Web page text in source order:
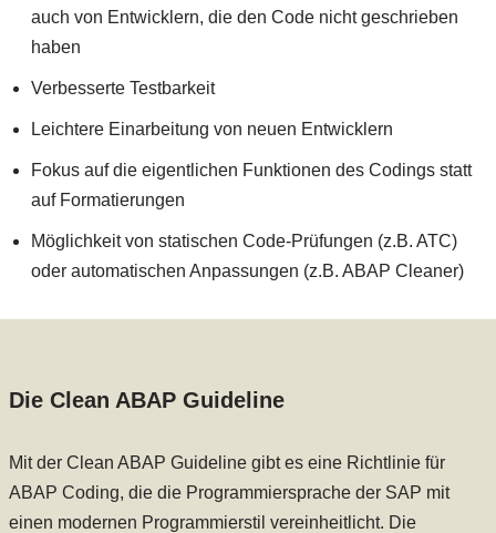
auch von Entwicklern, die den Code nicht geschrieben
haben
Verbesserte Testbarkeit
Leichtere Einarbeitung von neuen Entwicklern
Fokus auf die eigentlichen Funktionen des Codings statt
auf Formatierungen
Möglichkeit von statischen Code-Prüfungen (z.B. ATC)
oder automatischen Anpassungen (z.B. ABAP Cleaner)
Die Clean ABAP Guideline
Mit der Clean ABAP Guideline gibt es eine Richtlinie für
ABAP Coding, die die Programmiersprache der SAP mit
einen modernen Programmierstil vereinheitlicht. Die